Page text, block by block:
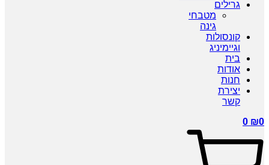
גרילים
מטבחי
גינה
קונסולות
וגיימיניג
בית
אודות
חנות
יצירת
קשר
₪0
0